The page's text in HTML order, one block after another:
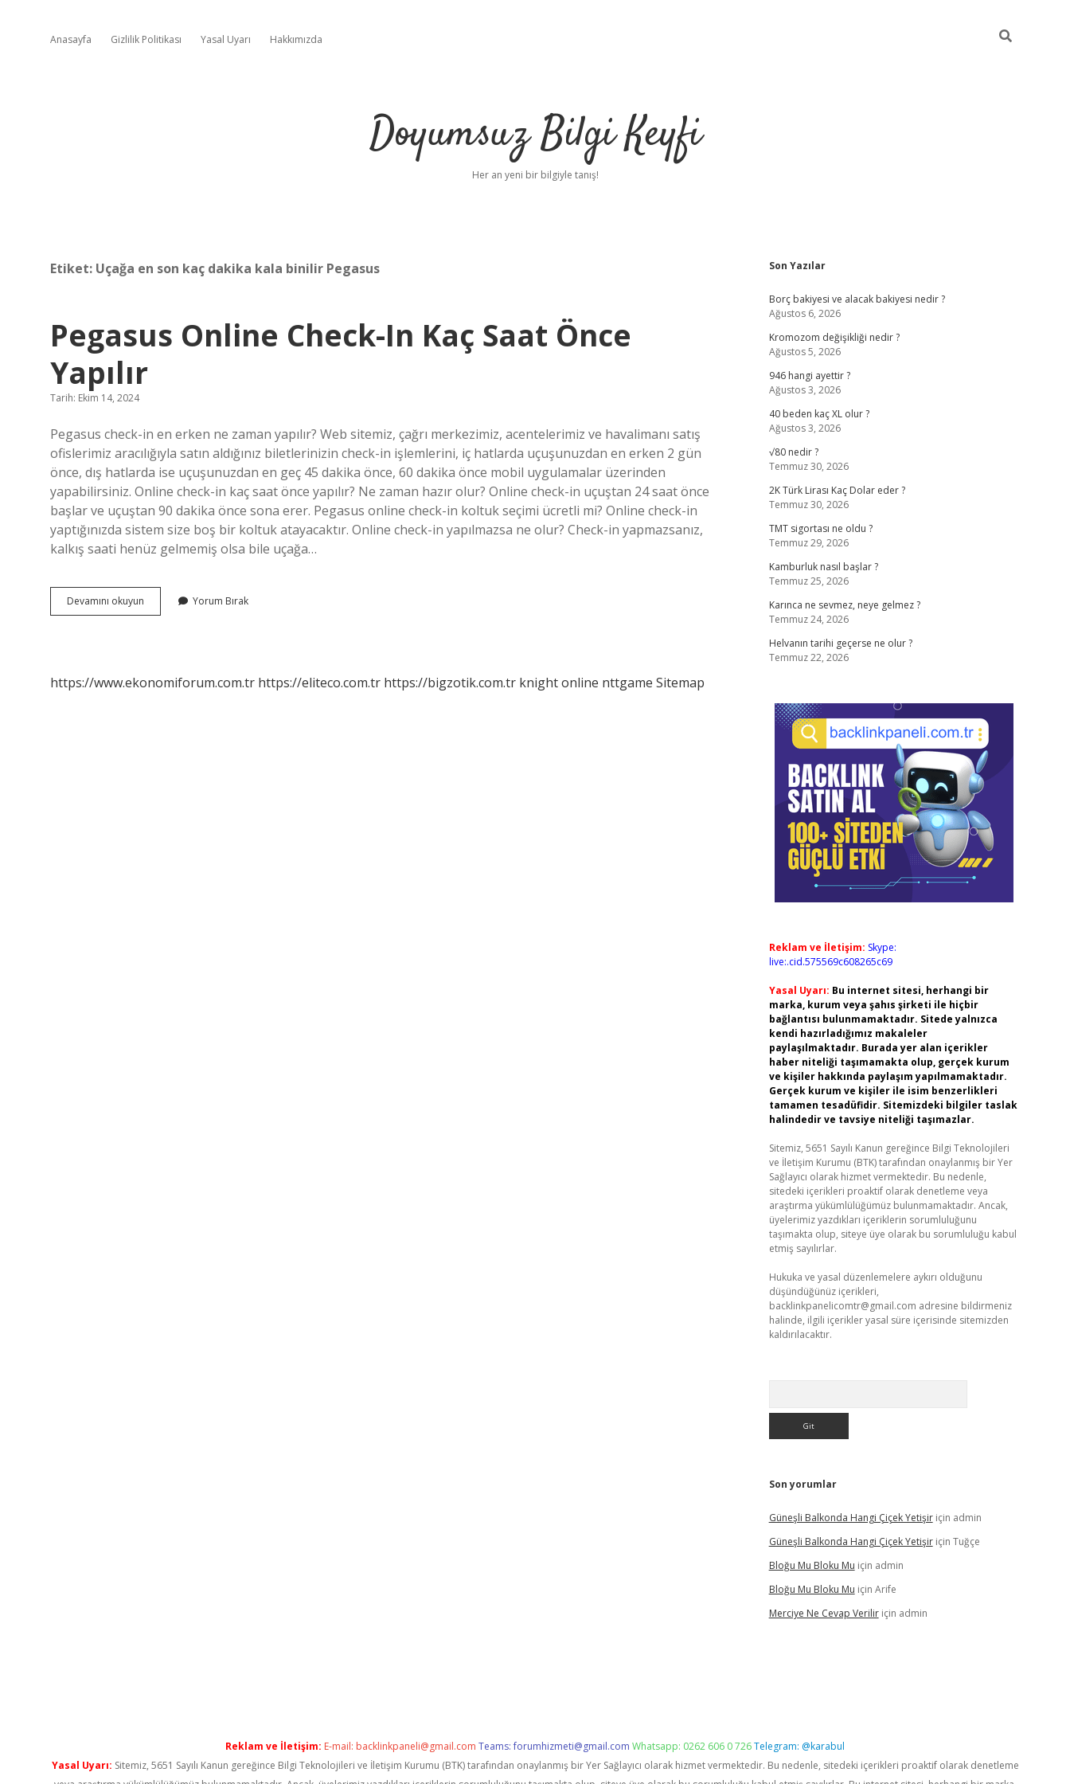
Anasayfa Gizlilik Politikası Yasal Uyarı Hakkımızda
Doyumsuz Bilgi Keyfi
Her an yeni bir bilgiyle tanış!
Etiket: Uçağa en son kaç dakika kala binilir Pegasus
Pegasus Online Check-In Kaç Saat Önce
Yapılır
Tarih: Ekim 14, 2024
Pegasus check-in en erken ne zaman yapılır? Web sitemiz, çağrı merkezimiz, acentelerimiz ve havalimanı satış
ofislerimiz aracılığıyla satın aldığınız biletlerinizin check-in işlemlerini, iç hatlarda uçuşunuzdan en erken 2 gün
önce, dış hatlarda ise uçuşunuzdan en geç 45 dakika önce, 60 dakika önce mobil uygulamalar üzerinden
yapabilirsiniz. Online check-in kaç saat önce yapılır? Ne zaman hazır olur? Online check-in uçuştan 24 saat önce
başlar ve uçuştan 90 dakika önce sona erer. Pegasus online check-in koltuk seçimi ücretli mi? Online check-in
yaptığınızda sistem size boş bir koltuk atayacaktır. Online check-in yapılmazsa ne olur? Check-in yapmazsanız,
kalkış saati henüz gelmemiş olsa bile uçağa…
Devamını okuyun Pegasus
Online
Önce
Yorum Bırak
https://www.ekonomiforum.com.tr https://eliteco.com.tr https://bigzotik.com.tr knight online nttgame Sitemap
Sidebar
Son Yazılar
Borç bakiyesi ve alacak bakiyesi nedir ?
Ağustos 6, 2026
Kromozom değişikliği nedir ?
Ağustos 5, 2026
946 hangi ayettir ?
Ağustos 3, 2026
40 beden kaç XL olur ?
Ağustos 3, 2026
√80 nedir ?
Temmuz 30, 2026
2K Türk Lirası Kaç Dolar eder ?
Temmuz 30, 2026
TMT sigortası ne oldu ?
Temmuz 29, 2026
Kamburluk nasıl başlar ?
Temmuz 25, 2026
Karınca ne sevmez, neye gelmez ?
Temmuz 24, 2026
Helvanın tarihi geçerse ne olur ?
Temmuz 22, 2026
Reklam ve İletişim: Skype:
live:.cid.575569c608265c69
Yasal Uyarı: Bu internet sitesi, herhangi bir
marka, kurum veya şahıs şirketi ile hiçbir
bağlantısı bulunmamaktadır. Sitede yalnızca
kendi hazırladığımız makaleler
paylaşılmaktadır. Burada yer alan içerikler
haber niteliği taşımamakta olup, gerçek kurum
ve kişiler hakkında paylaşım yapılmamaktadır.
Gerçek kurum ve kişiler ile isim benzerlikleri
tamamen tesadüfidir. Sitemizdeki bilgiler taslak
halindedir ve tavsiye niteliği taşımazlar.
Sitemiz, 5651 Sayılı Kanun gereğince Bilgi Teknolojileri
ve İletişim Kurumu (BTK) tarafından onaylanmış bir Yer
Sağlayıcı olarak hizmet vermektedir. Bu nedenle,
sitedeki içerikleri proaktif olarak denetleme veya
araştırma yükümlülüğümüz bulunmamaktadır. Ancak,
üyelerimiz yazdıkları içeriklerin sorumluluğunu
taşımakta olup, siteye üye olarak bu sorumluluğu kabul
etmiş sayılırlar.
Hukuka ve yasal düzenlemelere aykırı olduğunu
düşündüğünüz içerikleri,
backlinkpanelicomtr@gmail.com adresine bildirmeniz
halinde, ilgili içerikler yasal süre içerisinde sitemizden
kaldırılacaktır.
Son yorumlar
Güneşli Balkonda Hangi Çiçek Yetişiriçin admin
Güneşli Balkonda Hangi Çiçek Yetişiriçin Tuğçe
Bloğu Mu Bloku Mu için admin
Bloğu Mu Bloku Mu için Arife
Merciye Ne Cevap Veriliriçin admin
Reklam ve İletişim: E-mail: backlinkpaneli@gmail.com Teams:forumhizmeti@gmail.com Whatsapp: 0262 606 0 726Telegram: @karabul
Yasal Uyarı: Sitemiz, 5651 Sayılı Kanun gereğince Bilgi Teknolojileri ve İletişim Kurumu (BTK) tarafından onaylanmış bir Yer Sağlayıcı olarak hizmet vermektedir. Bu nedenle, sitedeki içerikleri proaktif olarak denetleme